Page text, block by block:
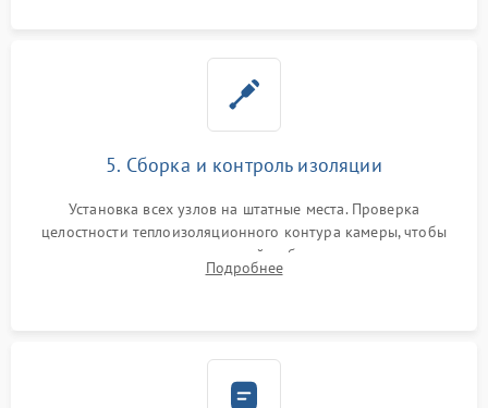
5. Сборка и контроль изоляции
Установка всех узлов на штатные места. Проверка
целостности теплоизоляционного контура камеры, чтобы
исключить перегрев кухонной мебели и потерю тепла.
Надежная фиксация клемм и сборка корпуса шкафа.
Подробнее